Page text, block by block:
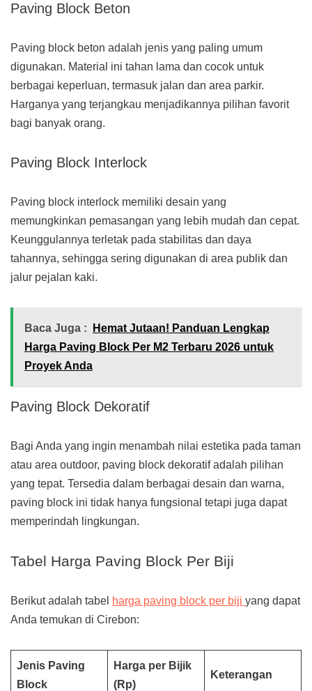
Paving Block Beton
Paving block beton adalah jenis yang paling umum
digunakan. Material ini tahan lama dan cocok untuk
berbagai keperluan, termasuk jalan dan area parkir.
Harganya yang terjangkau menjadikannya pilihan favorit
bagi banyak orang.
Paving Block Interlock
Paving block interlock memiliki desain yang
memungkinkan pemasangan yang lebih mudah dan cepat.
Keunggulannya terletak pada stabilitas dan daya
tahannya, sehingga sering digunakan di area publik dan
jalur pejalan kaki.
Baca Juga :
Hemat Jutaan! Panduan Lengkap
Harga Paving Block Per M2 Terbaru 2026 untuk
Proyek Anda
Paving Block Dekoratif
Bagi Anda yang ingin menambah nilai estetika pada taman
atau area outdoor, paving block dekoratif adalah pilihan
yang tepat. Tersedia dalam berbagai desain dan warna,
paving block ini tidak hanya fungsional tetapi juga dapat
memperindah lingkungan.
Tabel Harga Paving Block Per Biji
Berikut adalah tabel harga paving block per biji yang dapat
Anda temukan di Cirebon:
Jenis Paving
Block
Harga per Bijik
(Rp)
Keterangan